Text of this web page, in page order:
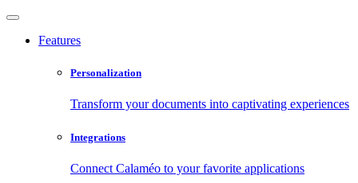
Features
Personalization
Transform your documents into captivating experiences
Integrations
Connect Calaméo to your favorite applications